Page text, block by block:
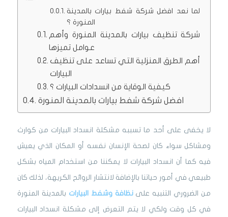
لما نعد افضل شركة شفط بيارات بالمدينة
المنورة ؟
شركة تنظيف بيارات بالمدينة المنورة وأهم
عوامل تميزها
أهم الطرق المنزلية التي تساعد على تنظيف
البيارات
كيفية الوقاية من انسدادات البيارات ؟
افضل شركة شفط بيارات بالمدينة المنورة
لا يخفى على أحد ما تسببه مشكلة انسداد البيارات من كوارث
ومشاكل سواء كان لصحة الإنسان نفسه أو المكان الذي يعيش
فيه كما أن انسداد البيارات لا يمكننا من استخدام المياه بشكل
طبيعي في أمور حياتنا بالإضافة لانتشار الروائح الكريهة، لذلك كان
من الضروري التنبيه علىنظافة وشفط البيارات بالمدينة المنورة
في كل وقت ولكي لا يتم التعرض إلى مشكلة انسداد البيارات